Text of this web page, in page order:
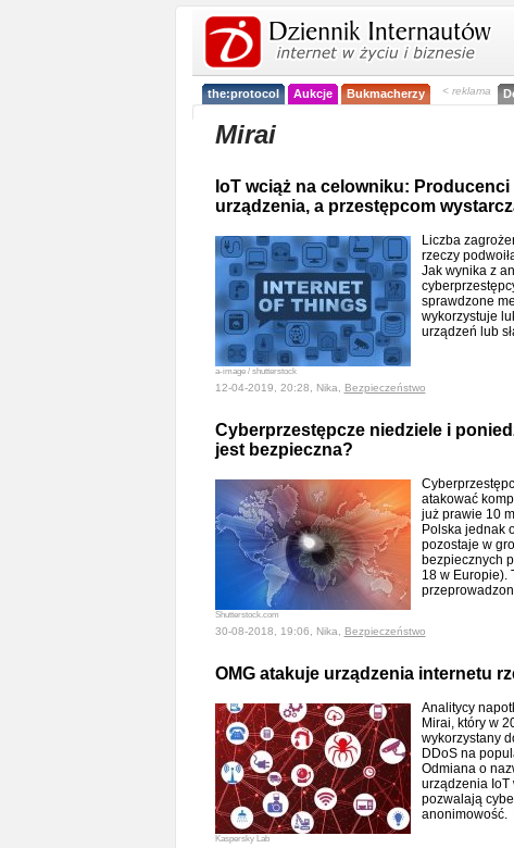
the:protocol Aukcje Bukmacherzy < reklama
Mirai
IoT wciąż na celowniku:
urządzenia, a przestępcom
a-image / shutterstock
Liczba
rzeczy
Jak wynika z
sprawdzone
wykorzystuje
urządzeń lub
12-04-2019, 20:28, Nika, Bezpieczeństwo
Cyberprzestępcze niedziele i
jest bezpieczna?
Shutterstock.com
atakować
już prawie 10
Polska jednak
pozostaje w
bezpiecznych
18 w Europie).
30-08-2018, 19:06, Nika, Bezpieczeństwo
OMG atakuje urządzenia internetu
Kaspersky Lab
Analitycy
Mirai, który w
wykorzystany
DDoS na
Odmiana o
urządzenia IoT
pozwalają
anonimowość.